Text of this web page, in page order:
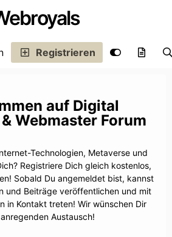
Registrieren
Digital
Webmaster Forum
Technologien, Metaverse und
Registriere Dich gleich kostenlos,
Sobald Du angemeldet bist, kannst
und Beiträge veröffentlichen und mit
in Kontakt treten! Wir wünschen Dir
Austausch!